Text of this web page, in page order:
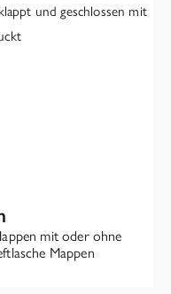
mit oder ohne
Mappen